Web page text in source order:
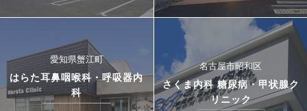
愛知県蟹江町
はらた耳鼻咽喉科・呼吸器内
科
名古屋市昭和区
さくま内科 糖尿病・甲状腺ク
リニック